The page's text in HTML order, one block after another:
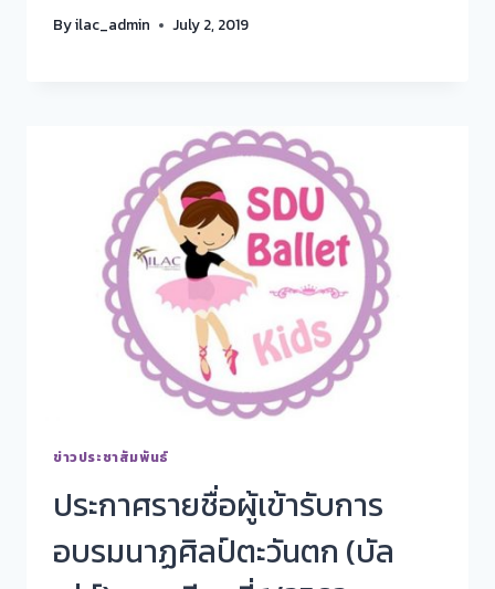
Byilac_admin July 2, 2019
ข่าวประชาสัมพันธ์
ประกาศรายชื่อผู้เข้ารับการ
อบรมนาฏศิลป์ตะวันตก (บัล